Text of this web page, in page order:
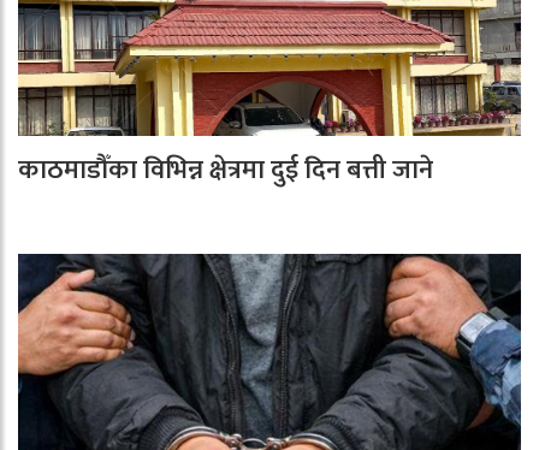
काठमाडौँका विभिन्न क्षेत्रमा दुई दिन बत्ती जाने